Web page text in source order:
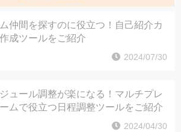
仲間を探すのに役立つ！自己紹介カ
成ツールをご紹介
2024/07/30
ュール調整が楽になる！マルチプレ
ムで役立つ日程調整ツールをご紹介
2024/04/30